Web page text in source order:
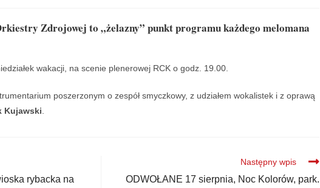
Zdrojowej to „żelazny” punkt programu każdego melomana
wakacji, na scenie plenerowej RCK o godz. 19.00.
poszerzonym o zespół smyczkowy, z udziałem wokalistek i z oprawą
Kujawski.
rybacka na
Następny wpis
ODWOŁANE 17 sierpnia, Noc Kolorów, park.